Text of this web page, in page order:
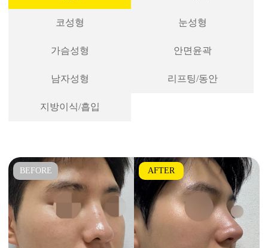
코성형 눈성형
가슴성형 안면윤곽
남자성형 리프팅/동안
지방이식/흡입